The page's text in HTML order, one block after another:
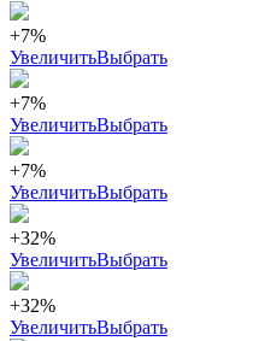
+7%
УвеличитьВыбрать
+7%
УвеличитьВыбрать
+7%
УвеличитьВыбрать
+32%
УвеличитьВыбрать
+32%
УвеличитьВыбрать